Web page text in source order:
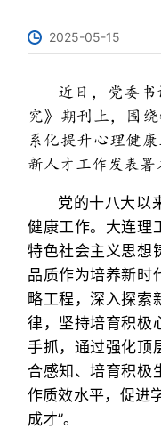
2025-05-15
近日，党委
究》期刊上，
围
系化提升心理健康
新人才工作 发表署
党的十八大以
健康工作。大连理
特色社会主义思想
品质作为培养新时
略工程，深入探索
律，坚持培育积极
手抓，通过强化顶
合感知、培育积极
作质效水平，促进
成才”。